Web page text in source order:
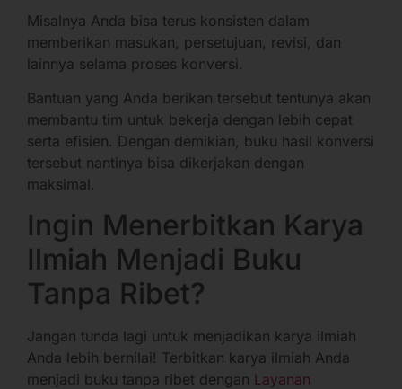
Misalnya Anda bisa terus konsisten dalam
memberikan masukan, persetujuan, revisi, dan
lainnya selama proses konversi.
Bantuan yang Anda berikan tersebut tentunya akan
membantu tim untuk bekerja dengan lebih cepat
serta efisien. Dengan demikian, buku hasil konversi
tersebut nantinya bisa dikerjakan dengan
maksimal.
Ingin Menerbitkan Karya
Ilmiah Menjadi Buku
Tanpa Ribet?
Jangan tunda lagi untuk menjadikan karya ilmiah
Anda lebih bernilai! Terbitkan karya ilmiah Anda
menjadi buku tanpa ribet dengan Layanan